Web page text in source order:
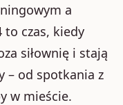
a
czas, kiedy
siłownię i stają
– od spotkania z
w mieście.